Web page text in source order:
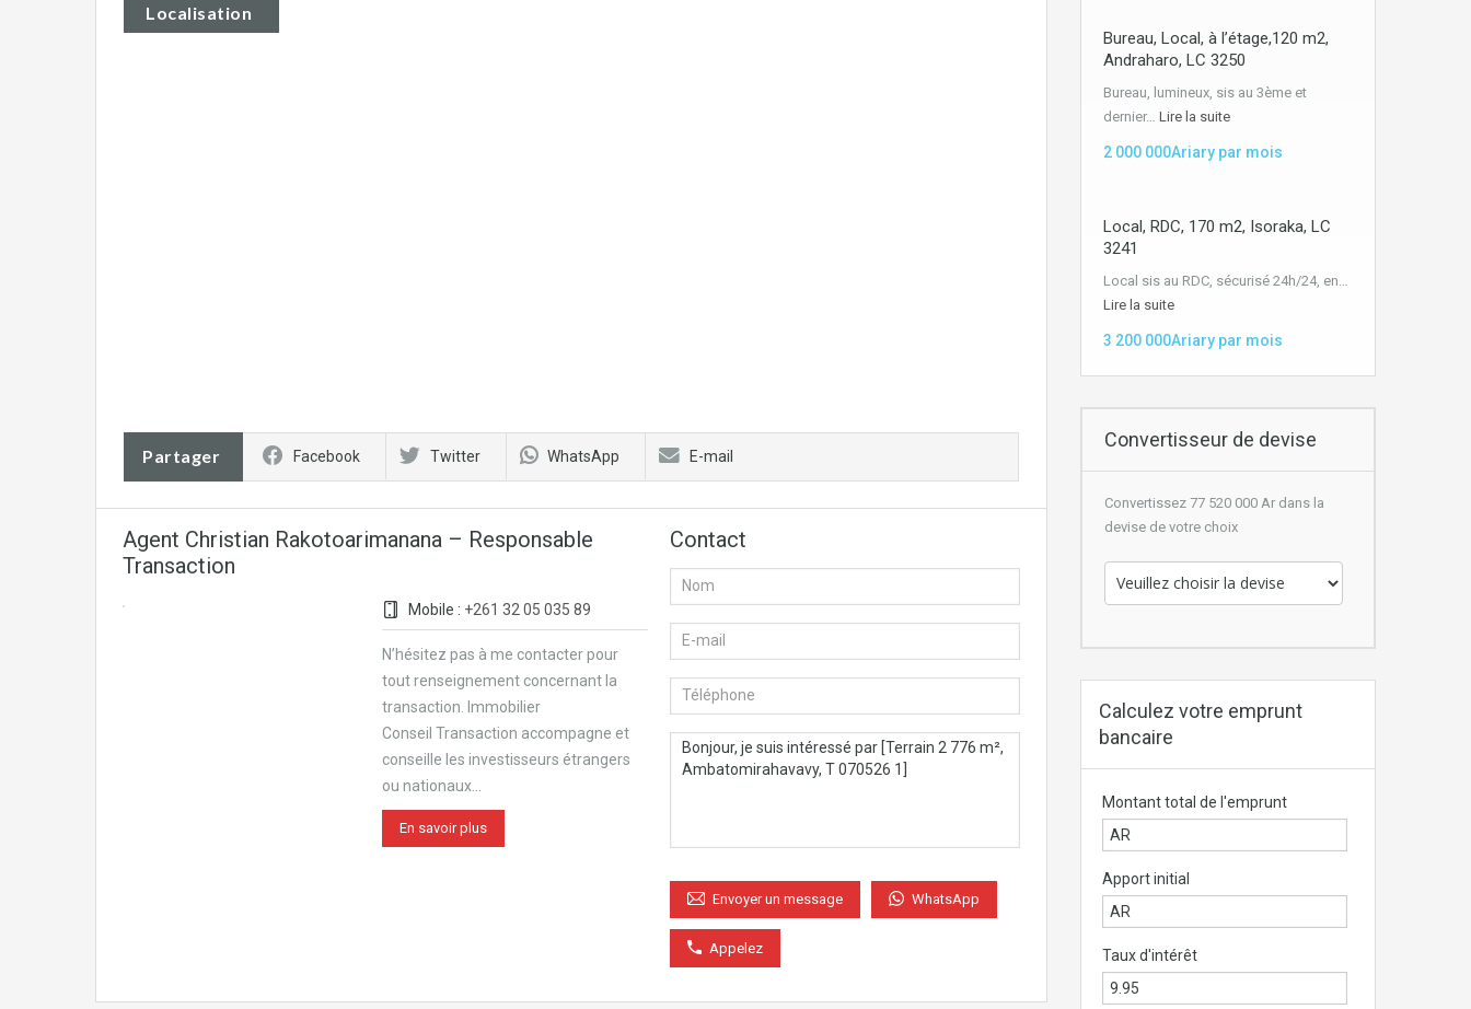
Localisation
Partager Facebook Twitter WhatsApp E-mail
Agent Christian Rakotoarimanana – Responsable
Transaction
Mobile : +261 32 05 035 89
N’hésitez pas à me contacter pour
tout renseignement concernant la
transaction. Immobilier
Conseil Transaction accompagne et
conseille les investisseurs étrangers
ou nationaux…
En savoir plus
Contact
Envoyer un message WhatsApp
Appelez
Bureau, Local, à l’étage,120 m2,
Andraharo, LC 3250
Bureau, lumineux, sis au 3ème et
dernier… Lire la suite
2 000 000Ariary par mois
Local, RDC, 170 m2, Isoraka, LC
3241
Local sis au RDC, sécurisé 24h/24, en…
Lire la suite
3 200 000Ariary par mois
Convertisseur de devise
Convertissez 77 520 000 Ar dans la
devise de votre choix
Calculez votre emprunt
bancaire
Montant total de l'emprunt
Apport initial
Taux d'intérêt